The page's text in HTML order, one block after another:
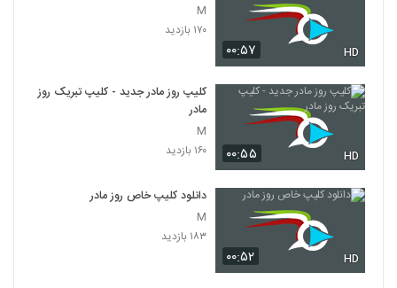
۰۰:۵۷ HD
M
۱۷۰ بازدید
۰۰:۵۵ HD
کلیپ روز مادر جدید - کلیپ تبریک روز
مادر
M
۱۶۰ بازدید
۰۰:۵۲ HD
دانلود کلیپ خاص روز مادر
M
۱۸۳ بازدید